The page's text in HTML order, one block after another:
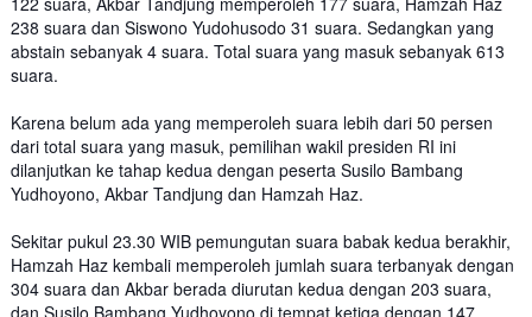
238 suara dan Siswono Yudohusodo 31 suara. Sedangkan yang
abstain sebanyak 4 suara. Total suara yang masuk sebanyak 613
suara.
Karena belum ada yang memperoleh suara lebih dari 50 persen
dari total suara yang masuk, pemilihan wakil presiden RI ini
dilanjutkan ke tahap kedua dengan peserta Susilo Bambang
Yudhoyono, Akbar Tandjung dan Hamzah Haz.
Sekitar pukul 23.30 WIB pemungutan suara babak kedua berakhir,
Hamzah Haz kembali memperoleh jumlah suara terbanyak dengan
304 suara dan Akbar berada diurutan kedua dengan 203 suara,